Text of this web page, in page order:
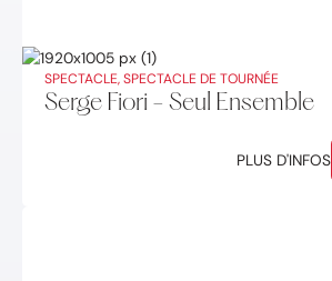
SPECTACLE, SPECTACLE DE TOURNÉE
Serge Fiori - Seul Ensemble
PLUS D'INFOS